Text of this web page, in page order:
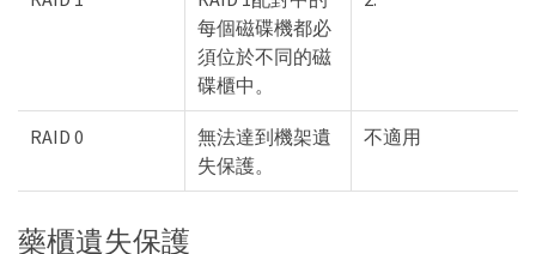
每個磁碟機都必
須位於不同的磁
碟櫃中。
RAID 0
無法達到機架遺
失保護。
不適用
藥櫃遺失保護